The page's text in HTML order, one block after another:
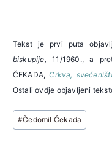
Tekst je prvi puta
biskupije, 11/1960., a
ČEKADA, Crkva,
Ostali ovdje objavljeni
Post
Tags:
#Čedomil Čekada